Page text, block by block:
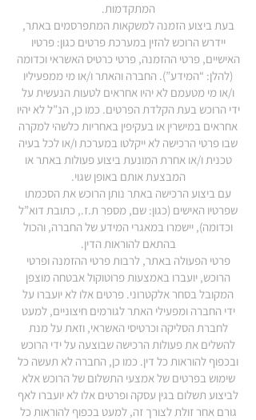
המתקדמות.
בעת ביצוע הזמנה למשקאות המתפרסמים באתר,
יידרש הרוכש להזין במערכת פרטים כגון: פרטיו
האישיים, פרטי ההזמנה, פרטי כרטיס האשראי וכדומה
(להלן: “המידע”). החברה והאתר ו/או מי ממפעיליו
ו/או מי מטעמם לא יהיו אחראים לטעות הנעשית על
ידי הרוכש בעת הקלדת הפרטים. כמו כן, הנ”ל לא יהיו
אחראים במישרין או בעקיפין באחריות כלשהי למקרה
שבו פרטי הרכישה לא ייקלטו במערכת ו/או לכל בעיה
טכנית ו/או אחרת המונעת ביצוע פעולות באתר או
המבצעת אותם באופן שגוי.
עם ביצוע הרכישה באתר נותן הרוכש את הסכמתו
שפרטיו האישים (כגון: שם, מספר ת.ז., כתובת דוא”ל
וכדומה), יישמרו במאגרי המידע של החברה, והכול
בהתאם להוראות הדין.
פרטי הפעולה באתר, לרבות פרטי ההזמנה ופרטי
הרוכש, יועברו באמצעות פרוטוקול אבטחה מוצפן
המקובל בסחר אלקטרוני. פרטים אלו לא יועברו על
ידי החברה ומפעילי האתר לגורמים חיצוניים, למעט
לחברת הסליקה וכרטיסי האשראי, וזאת על מנת
להשלים את פעולות הרכישה שבוצעה על ידי הרוכש
ובכפוף להוראות כל דין. כמו כן, החברה לא תעשה כל
שימוש בפרטים של אמצעי התשלום של הרוכש אלא
לביצוע תשלום בגין עסקה ופרטים אלו לא יועברו לאף
גורם אחר זולת לצורך זה, למעט בכפוף להוראות כל